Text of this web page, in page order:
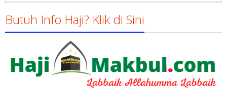
Butuh Info Haji? Klik di Sini